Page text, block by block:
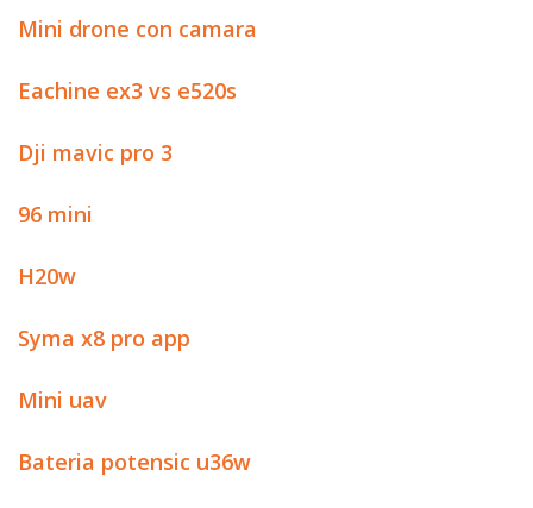
Mini drone con camara
Eachine ex3 vs e520s
Dji mavic pro 3
96 mini
H20w
Syma x8 pro app
Mini uav
Bateria potensic u36w